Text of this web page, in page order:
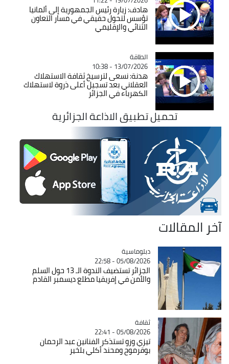
هادف: زيارة رئيس الجمهورية إلى ألمانيا
تؤسس لتحول حقيقي في مسار التعاون
الثنائي والإقليمي
Catégorie
الطاقة
13/07/2026 - 10:38
هدنة: نسعى لترسيخ ثقافة الاستهلاك
العقلاني بعد تسجيل أعلى ذروة لاستهلاك
الكهرباء في الجزائر
تحميل تطبيق الاذاعة الجزائرية
آخر المقالات
Catégorie
دبلوماسية
05/08/2026 - 22:58
الجزائر تستضيف الندوة الـ 13 حول السلم
والأمن في إفريقيا مطلع ديسمبر القادم
Catégorie
ثقافة
05/08/2026 - 22:41
تيزي وزو تستذكر الفنانين عبد الرحمان
بوقرموح ومحند أكلي بلخير